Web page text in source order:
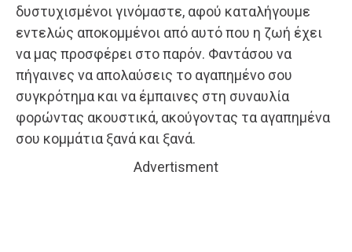
δυστυχισμένοι γινόμαστε, αφού καταλήγουμε
εντελώς αποκομμένοι από αυτό που η ζωή έχει
να μας προσφέρει στο παρόν. Φαντάσου να
πήγαινες να απολαύσεις το αγαπημένο σου
συγκρότημα και να έμπαινες στη συναυλία
φορώντας ακουστικά, ακούγοντας τα αγαπημένα
σου κομμάτια ξανά και ξανά.
Advertisment